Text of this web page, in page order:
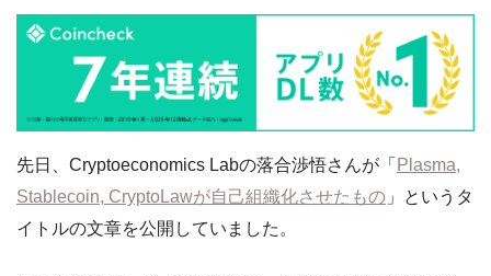
先日、Cryptoeconomics Labの落合渉悟さんが「 Plasma,
Stablecoin, CryptoLawが自己組織化させたもの 」というタ
イトルの文章を公開していました。